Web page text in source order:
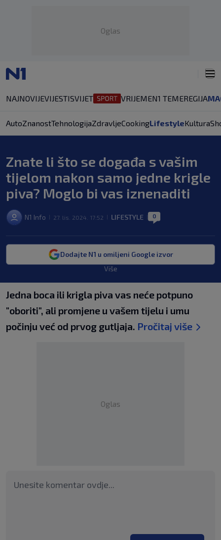
Oglas
NAJNOVIJEVIJESTISVIJET VRIJEMEN1 TEMEREGIJA
AutoZnanostTehnologijaZdravljeCookingLifestyleKultura
Znate li što se događa s vašim
tijelom nakon samo jedne krigle
piva? Moglo bi vas iznenaditi
N1 Info 27. lis. 2024. 17:52 LIFESTYLE 0
Dodajte N1 u omiljeni Google izvor
Više
Jedna boca ili krigla piva vas neće potpuno
"oboriti", ali promjene u vašem tijelu i umu
počinju već od prvog gutljaja. Pročitaj više
Oglas